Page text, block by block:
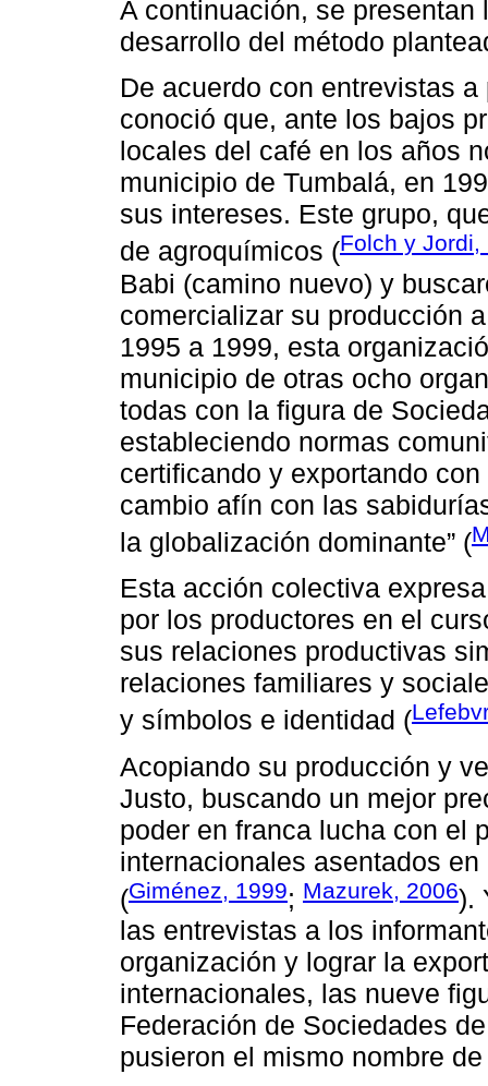
A continuación, se
desarrollo del método
De acuerdo con entrevistas
conoció que, ante los bajos
locales del café en los años
municipio de Tumbalá, en
sus intereses. Este grupo,
de agroquímicos (Folch y Jordi,
Babi (camino nuevo) y
comercializar su producción
1995 a 1999, esta
municipio de otras ocho
todas con la figura de
estableciendo normas
certificando y exportando
cambio afín con las
la globalización dominante” (
Esta acción colectiva
por los productores en el
sus relaciones productivas
relaciones familiares y
y símbolos e identidad (
Acopiando su producción y
Justo, buscando un mejor
poder en franca lucha con el
internacionales asentados
(Giménez, 1999; Mazurek, 2006).
las entrevistas a los
organización y lograr la
internacionales, las nueve
Federación de Sociedades
pusieron el mismo nombre